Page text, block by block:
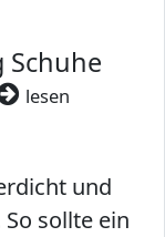
Schuhe
lesen
und
sollte ein